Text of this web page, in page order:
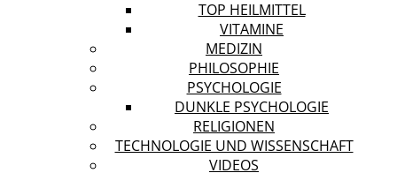
TOP HEILMITTEL
VITAMINE
MEDIZIN
PHILOSOPHIE
PSYCHOLOGIE
DUNKLE PSYCHOLOGIE
RELIGIONEN
TECHNOLOGIE UND WISSENSCHAFT
VIDEOS